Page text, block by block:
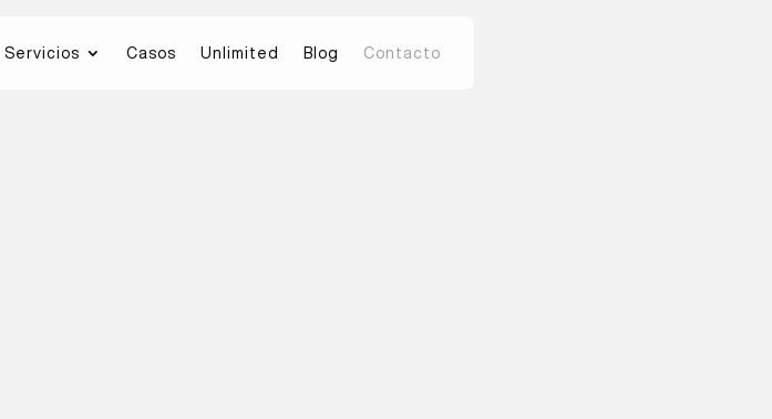
Servicios Casos Unlimited Blog Contacto